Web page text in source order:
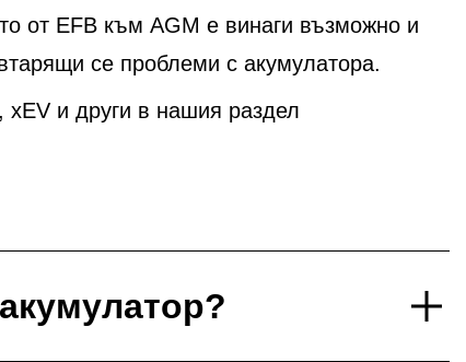
от EFB към AGM е винаги възможно и
се проблеми с акумулатора.
и други в нашия раздел